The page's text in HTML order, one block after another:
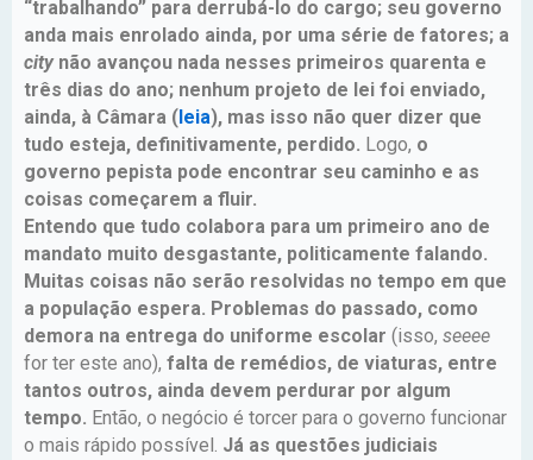
“trabalhando” para derrubá-lo do cargo; seu governo
anda mais enrolado ainda, por uma série de fatores; a
citynão avançou nada nesses primeiros quarenta e
três dias do ano; nenhum projeto de lei foi enviado,
ainda, à Câmara (leia), mas isso não quer dizer que
tudo esteja, definitivamente, perdido. Logo, o
governo pepista pode encontrar seu caminho e as
coisas começarem a fluir.
Entendo que tudo colabora para um primeiro ano de
mandato muito desgastante, politicamente falando.
Muitas coisas não serão resolvidas no tempo em que
a população espera. Problemas do passado, como
demora na entrega do uniforme escolar (isso, seeee
for ter este ano), falta de remédios, de viaturas, entre
tantos outros, ainda devem perdurar por algum
tempo. Então, o negócio é torcer para o governo funcionar
o mais rápido possível. Já as questões judiciais